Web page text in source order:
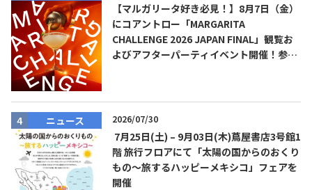
【マルガリータ好き必見！】8月7日（金）
にコアントロー「MARGARITA
CHALLENGE 2026 JAPAN FINAL」観覧お
よびアフターパーティイベント開催！参加
ニュース 2026/07/30
7月25日(土) – 9月03日(木)蔦屋書店3号館1
階 旅行フロアにて「太陽の国からのおくり
もの～旅するハッピーメキシコ」フェアを
開催